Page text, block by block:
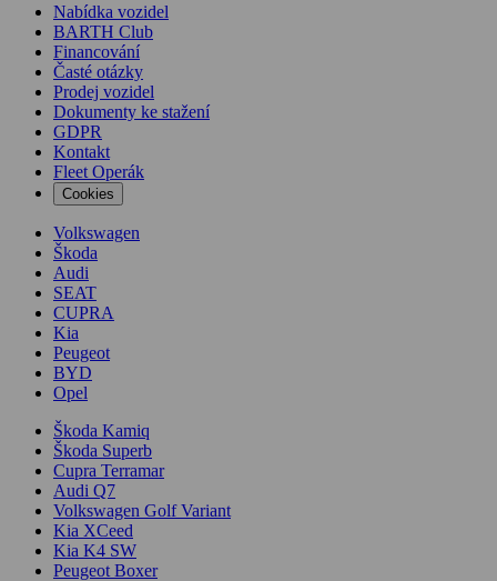
Nabídka vozidel
BARTH Club
Financování
Časté otázky
Prodej vozidel
Dokumenty ke stažení
GDPR
Kontakt
Fleet Operák
Cookies
Volkswagen
Škoda
Audi
SEAT
CUPRA
Kia
Peugeot
BYD
Opel
Škoda Kamiq
Škoda Superb
Cupra Terramar
Audi Q7
Volkswagen Golf Variant
Kia XCeed
Kia K4 SW
Peugeot Boxer